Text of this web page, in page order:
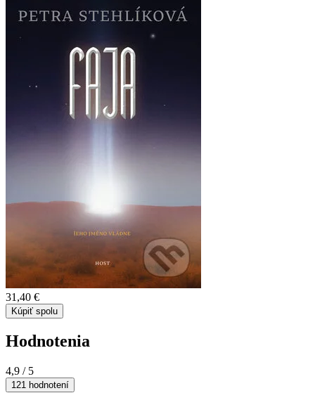
31,40 €
Kúpiť spolu
Hodnotenia
4,9 / 5
121 hodnotení